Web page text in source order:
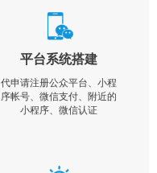
平台系统搭建
代申请注册公众平台、小程
序帐号、微信支付、附近的
小程序、微信认证